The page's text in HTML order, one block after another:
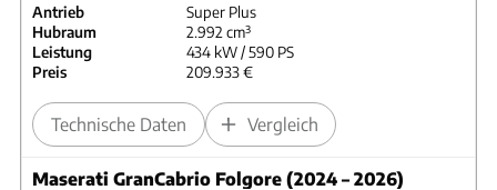
Antrieb
Super Plus
Hubraum
2.992 cm³
Leistung
434 kW / 590 PS
Preis
209.933 €
Technische Daten Vergleich
Maserati GranCabrio Folgore (2024 – 2026)